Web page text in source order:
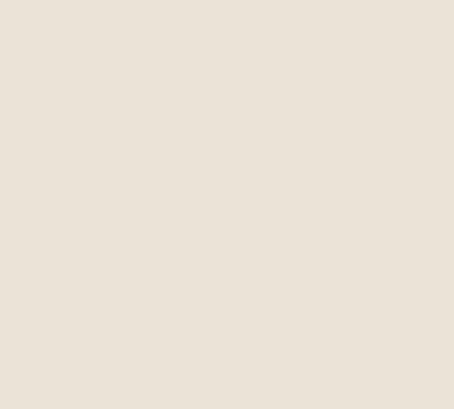
シリンダー オーバーホールキット など）
ックエンド タイロッドエンド など）
ョイント ブッシュ類 など）
ジなど）